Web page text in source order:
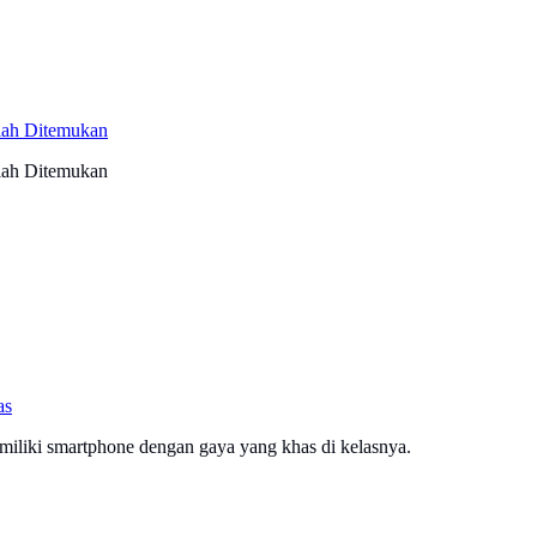
Ditemukan
Ditemukan
smartphone dengan gaya yang khas di kelasnya.